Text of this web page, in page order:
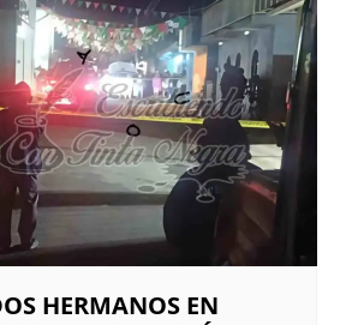
HERMANOS EN